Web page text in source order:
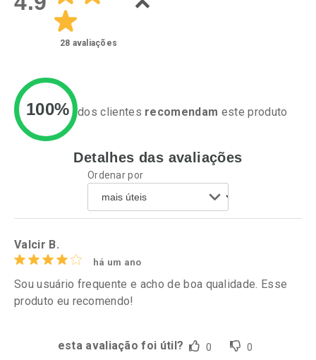
Ativar Desconto
Comprar sem Desconto
Por R$ 20,24/cada
Comprar sem Desconto
Ativar Desconto
Comprar sem Desconto
Por R$ 25,27/cada
28 avaliações
100% dos clientes recomendam este produto
Detalhes das avaliações
Ordenar por
Valcir B.
há um ano
Sou usuário frequente e acho de boa qualidade. Esse
produto eu recomendo!
esta avaliação foi útil? 0 0